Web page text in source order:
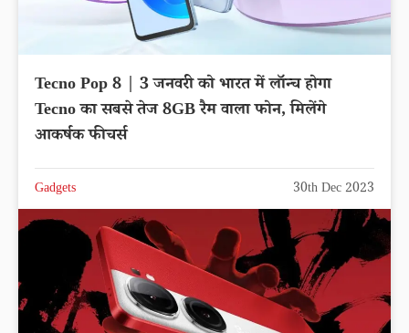
Tecno Pop 8 | 3 जनवरी को भारत में लॉन्च होगा
Tecno का सबसे तेज 8GB रैम वाला फोन, मिलेंगे
आकर्षक फीचर्स
Gadgets 30th Dec 2023